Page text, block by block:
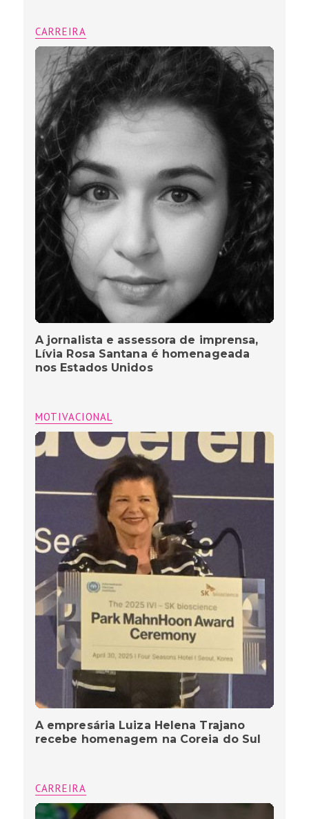
CARREIRA
A jornalista e assessora de imprensa,
Lívia Rosa Santana é homenageada
nos Estados Unidos
MOTIVACIONAL
A empresária Luiza Helena Trajano
recebe homenagem na Coreia do Sul
CARREIRA